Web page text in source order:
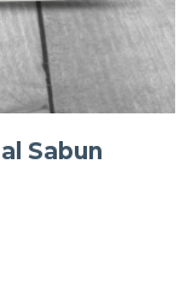
Sabun